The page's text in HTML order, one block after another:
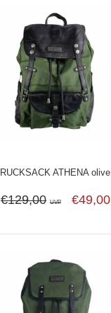
RUCKSACK ATHENA olive
€129,00 UVP €49,00